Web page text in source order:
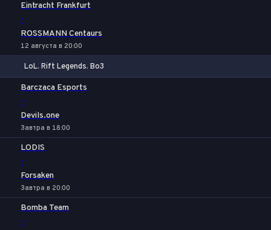
Eintracht Frankfurt
-
ROSSMANN Centaurs
12 августа в 20:00
LoL. Rift Legends. Bo3
Barczaca Esports
-
Devils.one
Завтра в 18:00
LODIS
-
Forsaken
Завтра в 20:00
Bomba Team
-